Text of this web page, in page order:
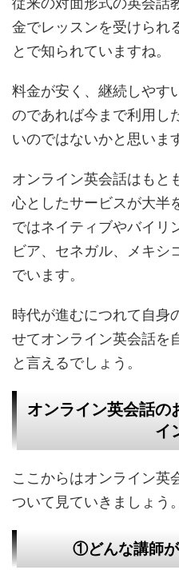
金でレッスンを受けられ
とで知られていますね。
料金が安く、継続しやす
のであれば今まで利用し
いのではないかと思いま
オンライン英会話はもと
心としたサービスが大半
ではネイティブやバイリ
ビア、セネガル、メキシ
でいます。
時代が進むにつれて自身
せてオンライン英会話を
と言えるでしょう。
オンライン英会話の
イ
ここからはオンライン英
ついて見ていきましょう。
①どんな講師